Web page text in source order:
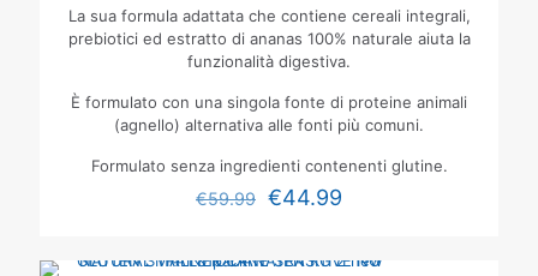
La sua formula adattata che contiene cereali integrali,
prebiotici ed estratto di ananas 100% naturale aiuta la
funzionalità digestiva.
È formulato con una singola fonte di proteine animali
(agnello) alternativa alle fonti più comuni.
Formulato senza ingredienti contenenti glutine.
€59.99 €44.99